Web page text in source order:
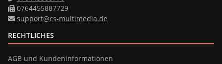
0764455887729
support@cs-multimedia.de
RECHTLICHES
AGB und Kundeninformationen